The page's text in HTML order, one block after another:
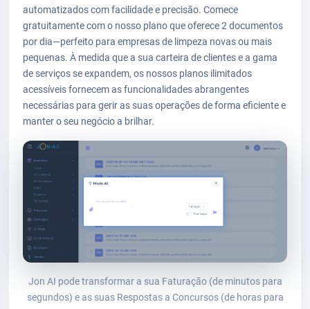
automatizados com facilidade e precisão. Comece
gratuitamente com o nosso plano que oferece 2 documentos
por dia—perfeito para empresas de limpeza novas ou mais
pequenas. À medida que a sua carteira de clientes e a gama
de serviços se expandem, os nossos planos ilimitados
acessíveis fornecem as funcionalidades abrangentes
necessárias para gerir as suas operações de forma eficiente e
manter o seu negócio a brilhar.
Jon AI pode transformar a sua Faturação (de minutos para
segundos) e as suas Respostas a Concursos (de horas para